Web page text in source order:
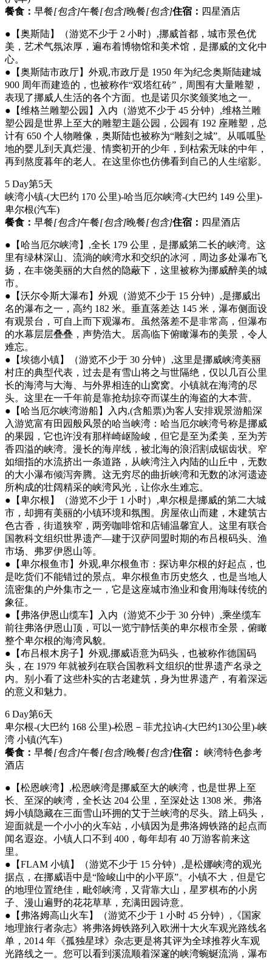
餐食： 早餐[包含]午餐[包含]晚餐[包含]住宿： 四星酒店
●【奥斯陆】（游览不少于 2 小时）,挪威首都，城市景色优
美，艺术气氛浓厚，遍布着博物馆和美术馆，是挪威的文化中
心。
●【奥斯陆市政厅】外观,市政厅是 1950 年为纪念奥斯陆建城
900 周年而建造的，也被称作“双塔红砖”，周围有大量雕塑，
表现了挪威人生活的各个方面。也是诺贝尔奖颁奖地之一。
●【维格兰雕塑公园】入内（游览不少于 45 分钟）,维格兰雕
塑公园是世界上至大的雕塑主题公园，公园有 192 座雕塑，总
计有 650 个人物雕像，奥斯陆也被称为“雕刻之城”。从呱呱坠
地的婴儿到天真烂漫、情窦初开的少年，到枯索无味的中年，
再到熬度暮年的老人。在这里你也仿佛看到自己的人生缩影。
5 Day第5天
峡湾小镇-(大巴约 170 公里)-哈当厄尔峡湾-(大巴约 149 公里)-
卑尔根(汽车)
餐食： 早餐[包含]午餐[包含]晚餐[包含]住宿： 四星酒店
●【哈当厄尔峡湾】,全长 179 公里，是挪威第二长的峡湾。这
里有绿林深山、流淌的峡湾水和交织的冰河，周边多处瀑布飞
扬，在丰饶美丽的大自然的隐蔽下，这里被称为挪威醉美的城
市。
●【沃尔令斯大瀑布】外观（游览不少于 15 分钟）,是挪威出
名的瀑布之一，高约 182 米。垂直落差达 145 米，瀑布侧面设
有观景台，可自上而下观瀑布。虽然落差不是非常高，但瀑布
的水幕层层叠叠，声势浩大。居高临下俯瞰瀑布的美景，令人
难忘。
●【埃德小镇】（游览不少于 30 分钟）,这里是挪威峡湾美丽
村庄的典型代表，过去是有雪山将之与世隔绝，仅以几百公里
长的海湾与大海、与外界相连的山窝窝。小镇就在海湾的尽
头。这里在一千年前是靠抢劫掠夺而谋生的海盗的大本营。
●【哈当厄尔峡湾游船】入内,(含船票)为客人安排观景游船深
入游览富有田园般风景的哈当峡湾：哈当厄尔峡湾号称是挪威
的果园，它也许没有那样崎岖险峻，但它是至为柔美，至为芳
香四溢的峡湾。漫长的海岸线，被北海的浪滔割成锯齿状。窄
如细指的水流挤出一条道路，从峡湾注入内陆的山丘中，无数
的大小瀑布倾泻奔腾。这无穷尽的曲折峡湾和无数的冰河遗迹
所构成的壮阔精采的峡湾风光，让你永生难忘。
●【卑尔根】（游览不少于 1 小时）,卑尔根是挪威的第二大城
市，却拥有美丽的小镇环境和氛围。房屋依山而建，木建筑古
色古香，街道狭窄，两旁咖啡馆和店铺温馨宜人。这里有联合
国教科文组织世界遗产—建于汉萨同盟时期的布吕根码头、渔
市场、弗罗伊恩山等。
●【卑尔根鱼市】外观,卑尔根鱼市：探访卑尔根的好起点，也
是吃货们不能错过的景点。卑尔根鱼市历史悠久，也是当地人
流密集的户外集市之一，它是这座城市渔业和食用海味传统的
象征。
●【弗洛伊恩山缆车】入内（游览不少于 30 分钟）,乘坐缆车
前往弗洛伊恩山顶，可以一览宁静恬美的卑尔根市全景，俯瞰
整个卑尔根的海湾风貌。
●【布吕根木房子】外观,挪威语意为码头，也被称作德国码
头，在 1979 年就被列在联合国教科文组织的世界遗产名录之
内。别小看了这些朴实的古老建筑，身为世界遗产，有着深远
的意义和魅力。
6 Day第6天
卑尔根-(大巴约 168 公里)-松恩－菲尤拉讷-(大巴约130公里)-峡
湾 小镇(汽车)
餐食： 早餐[包含]午餐[包含]晚餐[包含]住宿： 峡湾特色参考
酒店
●【松恩峡湾】,松恩峡湾是挪威至大的峡湾，也是世界上至
长、至深的峡湾，全长达 204 公里，至深处达 1308 米。弗洛
姆小镇隐藏在三面雪山环拥的艾于兰峡湾的尽头。踏上码头，
迎面就是一个小小的火车站，小镇因为是弗洛姆铁路的起点而
闻名遐迩。小镇人口不到 400，每年却有 40 万游客前来这
里。
●【FLAM 小镇】（游览不少于 15 分钟）,是松娜峡湾的观光
据点，在挪威语中是“险峻山中的小平原”。小镇不大，但是它
的地理位置绝佳，毗邻峡湾，又背靠大山，星罗棋布的小房
子、漫山遍野的花花草草，充满田园诗意。
●【弗洛姆高山火车】（游览不少于 1 小时 45 分钟）,《国家
地理旅行者杂志》将弗洛姆铁路列入欧洲十大火车观光路线名
单，2014 年《孤独星球》杂志更是将其评为全球推荐火车观
光路线之一。您可以看到溪流顺着深邃的峡湾蜿蜒流淌，瀑布